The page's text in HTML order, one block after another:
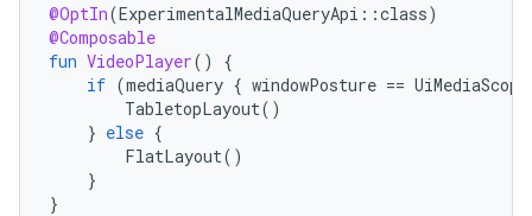
@OptIn(ExperimentalMediaQueryApi ::class)
@Composable
fun VideoPlayer()
{
if (mediaQuery { windowPosture == UiMediaScope
TabletopLayout()
} else {
FlatLayout()
}
}